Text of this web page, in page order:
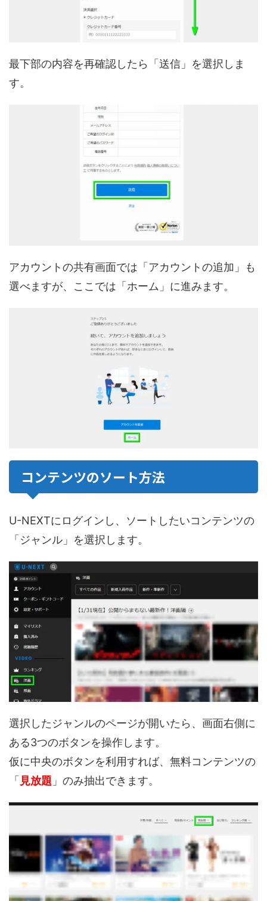
最下部の内容を再確認したら「送信」を選択しま
す。
アカウントの共有画面では「アカウントの追加」も
選べますが、ここでは「ホーム」に進みます。
コンテンツのソート方法
U-NEXTにログインし、ソートしたいコンテンツの
「ジャンル」を選択します。
選択したジャンルのページが開いたら、画面右側に
ある3つのボタンを操作します。
仮に中央のボタンを利用すれば、無料コンテンツの
「見放題 」のみ抽出できます。